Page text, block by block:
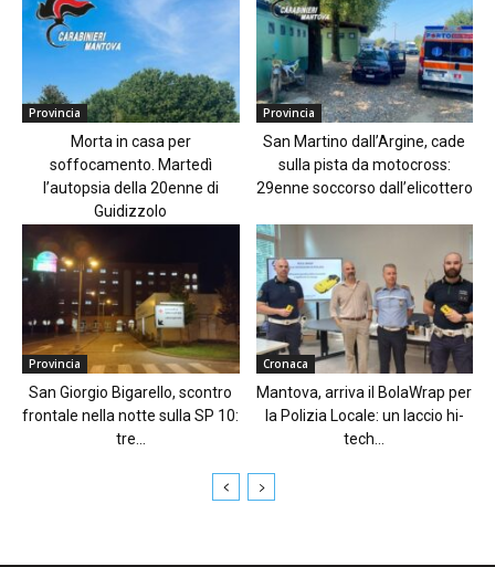
Provincia
Morta in casa per
soffocamento. Martedì
l’autopsia della 20enne di
Guidizzolo
Provincia
San Martino dall’Argine, cade
sulla pista da motocross:
29enne soccorso dall’elicottero
Provincia
San Giorgio Bigarello, scontro
frontale nella notte sulla SP 10:
tre...
Cronaca
Mantova, arriva il BolaWrap per
la Polizia Locale: un laccio hi-
tech...